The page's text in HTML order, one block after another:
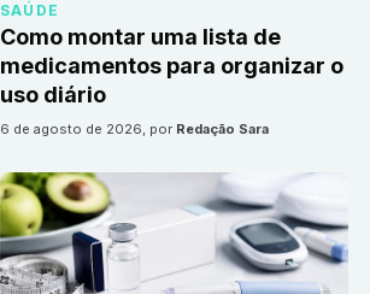
SAÚDE
Como montar uma lista de
medicamentos para organizar o
uso diário
6 de agosto de 2026, por Redação Sara